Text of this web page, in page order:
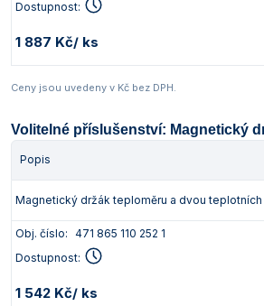
Dostupnost:
1 887 Kč/ ks
Ceny jsou uvedeny v Kč bez DPH.
Volitelné příslušenství: Magnetický
Popis
Magnetický držák teploměru a dvou
Obj. číslo: 471 865 110 252 1
Dostupnost:
1 542 Kč/ ks